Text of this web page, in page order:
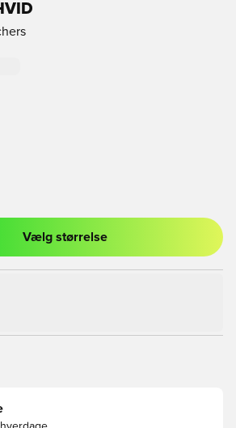
logge ind eller tilmelde dig som medlem
Vælg størrelse